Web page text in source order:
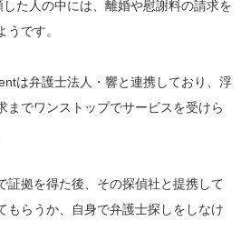
た人の中には、離婚や慰謝料の請求を
です。
は弁護士法人・響と連携しており、浮
までワンストップでサービスを受けら
証拠を得た後、その探偵社と提携して
もらうか、自身で弁護士探しをしなけ